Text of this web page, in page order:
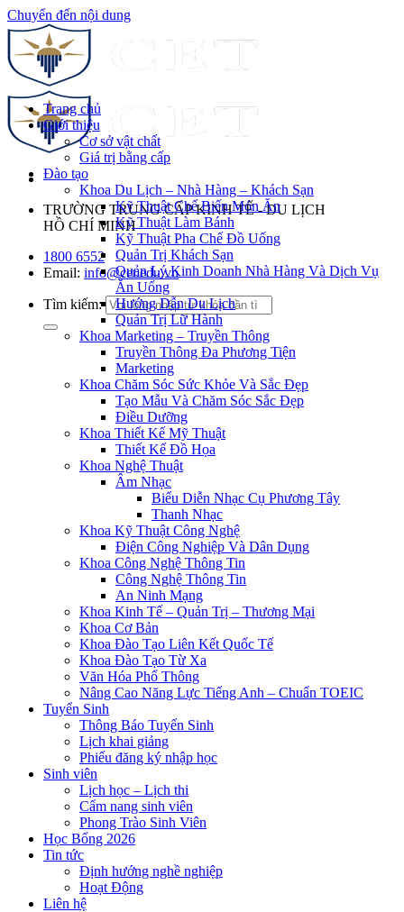
Chuyển đến nội dung
TRƯỜNG TRUNG CẤP KINH TẾ - DU LỊCH
HỒ CHÍ MINH
1800 6552
Email: info@cet.edu.vn
Tìm kiếm:
Trang chủ
Giới thiệu
Cơ sở vật chất
Giá trị bằng cấp
Đào tạo
Khoa Du Lịch – Nhà Hàng – Khách Sạn
Kỹ Thuật Chế Biến Món Ăn
Kỹ Thuật Làm Bánh
Kỹ Thuật Pha Chế Đồ Uống
Quản Trị Khách Sạn
Quản Lý Kinh Doanh Nhà Hàng Và Dịch Vụ
Ăn Uống
Hướng Dẫn Du Lịch
Quản Trị Lữ Hành
Khoa Marketing – Truyền Thông
Truyền Thông Đa Phương Tiện
Marketing
Khoa Chăm Sóc Sức Khỏe Và Sắc Đẹp
Tạo Mẫu Và Chăm Sóc Sắc Đẹp
Điều Dưỡng
Khoa Thiết Kế Mỹ Thuật
Thiết Kế Đồ Họa
Khoa Nghệ Thuật
Âm Nhạc
Biểu Diễn Nhạc Cụ Phương Tây
Thanh Nhạc
Khoa Kỹ Thuật Công Nghệ
Điện Công Nghiệp Và Dân Dụng
Khoa Công Nghệ Thông Tin
Công Nghệ Thông Tin
An Ninh Mạng
Khoa Kinh Tế – Quản Trị – Thương Mại
Khoa Cơ Bản
Khoa Đào Tạo Liên Kết Quốc Tế
Khoa Đào Tạo Từ Xa
Văn Hóa Phổ Thông
Nâng Cao Năng Lực Tiếng Anh – Chuẩn TOEIC
Tuyển Sinh
Thông Báo Tuyển Sinh
Lịch khai giảng
Phiếu đăng ký nhập học
Sinh viên
Lịch học – Lịch thi
Cẩm nang sinh viên
Phong Trào Sinh Viên
Học Bổng 2026
Tin tức
Định hướng nghề nghiệp
Hoạt Động
Liên hệ